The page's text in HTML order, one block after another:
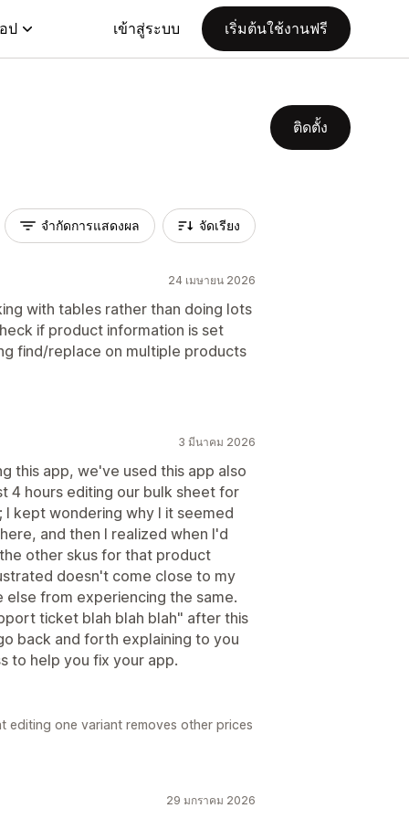
ป เข้าสู่ระบบ เริ่มต้นใช้งานฟรี
ติดตั้ง
จำกัดการแสดงผล จัดเรียง
24 เมษายน 2026
with tables rather than doing lots
if product information is set
find/replace on multiple products
3 มีนาคม 2026
this app, we've used this app also
4 hours editing our bulk sheet for
kept wondering why I it seemed
and then I realized when I'd
other skus for that product
doesn't come close to my
from experiencing the same.
ticket blah blah blah" after this
back and forth explaining to you
to help you fix your app.
one variant removes other prices
29 มกราคม 2026